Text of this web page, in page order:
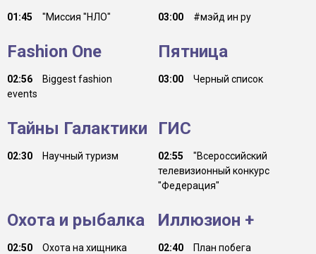
01:45 "Миссия "НЛО" 03:00 #мэйд ин ру
Fashion One
02:56
Biggest fashion
events
Пятница
03:00 Черный список
Тайны Галактики
02:30 Научный туризм
ГИС
02:55
"Всероссийский
телевизионный конкурс
"Федерация"
Охота и рыбалка
02:50 Охота на хищника
Иллюзион +
02:40 План побега